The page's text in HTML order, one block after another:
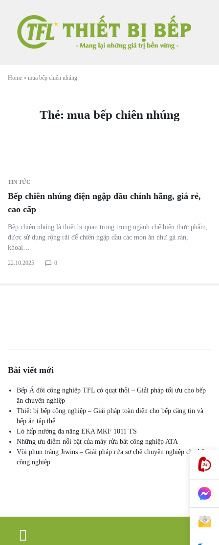
Home » mua bếp chiên nhúng
Thẻ: mua bếp chiên nhúng
TIN TỨC
Bếp chiên nhúng điện ngập dầu chính hãng, giá rẻ,
cao cấp
Bếp chiên nhúng là thiết bị quan trọng trong ngành chế biến thực phẩm,
được sử dụng rộng rãi để chiên ngập dầu các món ăn như gà rán,
khoai…
22.10.2025 0
Bài viết mới
Bếp Á đôi công nghiệp TFL có quạt thổi – Giải pháp tối ưu cho bếp
ăn chuyên nghiệp
Thiết bị bếp công nghiệp – Giải pháp toàn diện cho bếp căng tin và
bếp ăn tập thể
Lò hấp nướng đa năng EKA MKF 1011 TS
Những ưu điểm nổi bật của máy rửa bát công nghiệp ATA
Vòi phun tráng Jiwins – Giải pháp rửa sơ chế chuyên nghiệp cho bếp
công nghiệp